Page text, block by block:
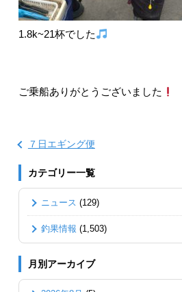
1.8k~21杯でした
ご乗船ありがとうございました
７日エギング便
カテゴリー一覧
ニュース (129)
釣果情報 (1,503)
月別アーカイブ